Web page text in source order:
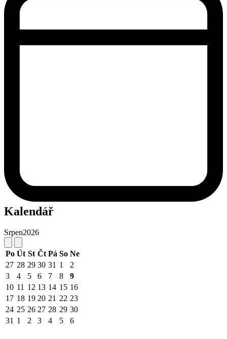
Kalendář
Srpen2026
Po Út St Čt Pá So Ne
27 28 29 30 31 1
2
3
4 5 6 7 8
9
10 11 12 13 14 15 16
17 18 19 20 21 22 23
24 25 26 27 28 29 30
31 1 2 3 4 5 6